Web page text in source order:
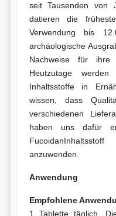
seit Tausenden von
datieren die
Verwendung bis
archäologische
Nachweise für ihre
Heutzutage
Inhaltsstoffe in
wissen, dass
verschiedenen
haben uns dafür
anzuwenden.
Anwendung
Empfohlene
1 Tablette täglich.